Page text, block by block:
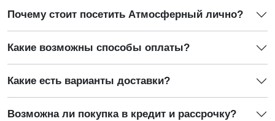
Почему стоит посетить Атмосферный лично?
Какие возможны способы оплаты?
Какие есть варианты доставки?
Возможна ли покупка в кредит и рассрочку?